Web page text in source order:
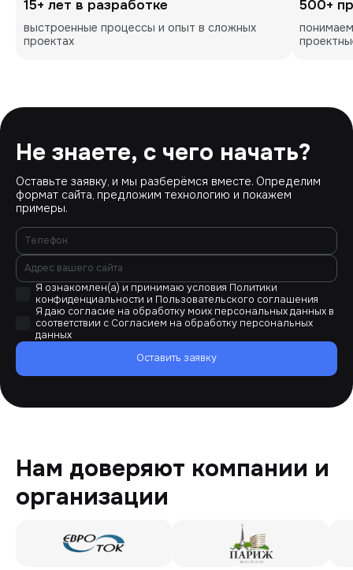
15+ лет в разработке
выстроенные процессы и опыт в сложных
проектах
500+
Не знаете, с чего начать?
Оставьте заявку, и мы разберёмся вместе. Определим
формат сайта, предложим технологию и покажем
примеры.
Я ознакомлен(а) и принимаю условия Политики
конфиденциальности и Пользовательского соглашения
Я даю согласие на обработку моих персональных данных в
соответствии с Согласием на обработку персональных
данных
Оставить заявку
Нам доверяют компании и
организации